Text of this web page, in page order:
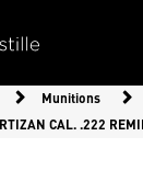
Munitions
CAL. .222